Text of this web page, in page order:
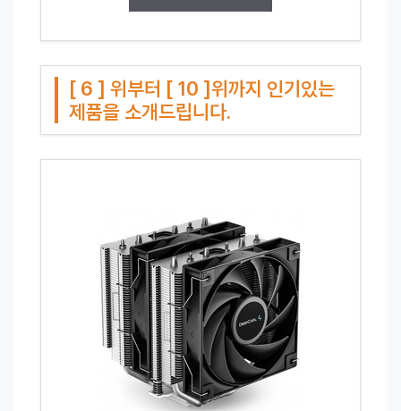
[ 6 ] 위부터 [ 10 ]위까지 인기있는
제품을 소개드립니다.